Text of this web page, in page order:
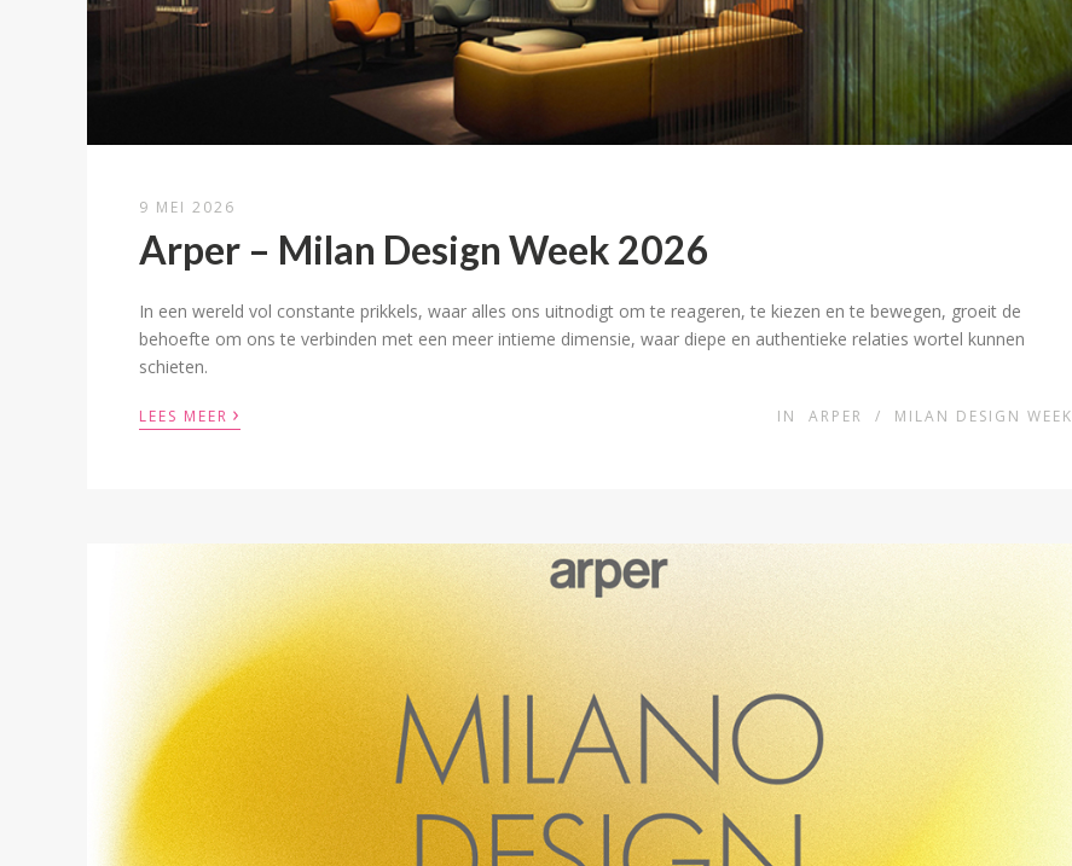
9 MEI 2026
Arper – Milan Design Week 2026
In een wereld vol constante prikkels, waar alles ons uitnodigt om te reageren, te kiezen en te bewegen, groeit de
behoefte om ons te verbinden met een meer intieme dimensie, waar diepe en authentieke relaties wortel kunnen
schieten.
LEES MEER › IN ARPER / MILAN DESIGN WEEK